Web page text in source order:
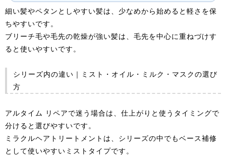
細い髪やペタンとしやすい髪は、少なめから始めると軽さを保
ちやすいです。
ブリーチ毛や毛先の乾燥が強い髪は、毛先を中心に重ねづけす
ると使いやすいです。
シリーズ内の違い｜ミスト・オイル・ミルク・マスクの選び
方
アルタイム リペアで迷う場合は、仕上がりと使うタイミングで
分けると選びやすいです。
ミラクルヘアトリートメントは、シリーズの中でもベース補修
として使いやすいミストタイプです。